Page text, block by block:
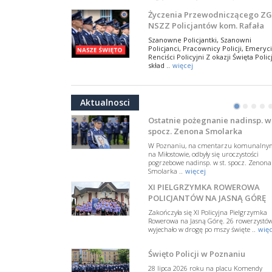
Życzenia Przewodniczącego ZG
NSZZ Policjantów kom. Rafała
Jankowskiego z okazji Święta
Policji 2026
Szanowne Policjantki, Szanowni
Policjanci, Pracownicy Policji,
Renciści Policyjni Z okazji Święta
skład .. więcej
NSZZ Policjantów: Policja nie
W przestrzeni publicznej po raz
pojawiły się wypowiedzi, które
w funkcjonariuszki i funkcjonariuszy
Policj .. więcej
Dodatkowe zarobkowanie
policjantów. NSZZP: obecne
rozwiązania wymagają zmian
zmiany przepisów regulujących
podejmowanie przez policjantów
dodatkowej pracy zarobkowe ..
więcej
Krok 1. Umorzenie. Krok 2.
z hejtem
Postępowanie dotyczące interwencji
Policji w miejscu zamieszkania red.
Tomasza Sakiewicza zostało
Aktualnosci
•• • •
NSZZ Policjantów
Na zaproszenie Zarządu Głównego NSZZ
Policjantów w Polsce gościł Rafael
Departamentu Policji w Nowym Jorku, o
.. więcej
PAMIĘTAMY I ODDAJMY HOŁD
SIERŻ. MARKOWI SIENICKIEMU
poświęconą starszemu sierżantowi Mar
Ostatnie pożegnanie nadinsp. w
spocz. Zenona Smolarka
W Poznaniu, na cmentarzu
na Miłostowie, odbyły się uroczystości
pogrzebowe nadinsp. w st. spocz. Zenona
Smolarka .. więcej
XI PIELGRZYMKA ROWEROWA
POLICJANTÓW NA JASNĄ GÓRĘ
Zakończyła się XI Policyjna Pielgrzymka
Rowerowa na Jasną Górę. 26
wyjechało w drogę po mszy święte ..
Święto Policji w Poznaniu
28 lipca 2026 roku na placu Komendy